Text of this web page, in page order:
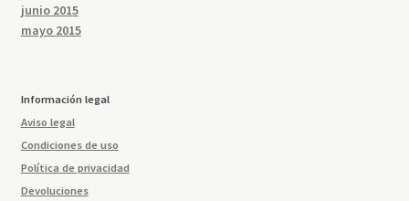
junio 2015
mayo 2015
Información legal
Aviso legal
Condiciones de uso
Política de privacidad
Devoluciones